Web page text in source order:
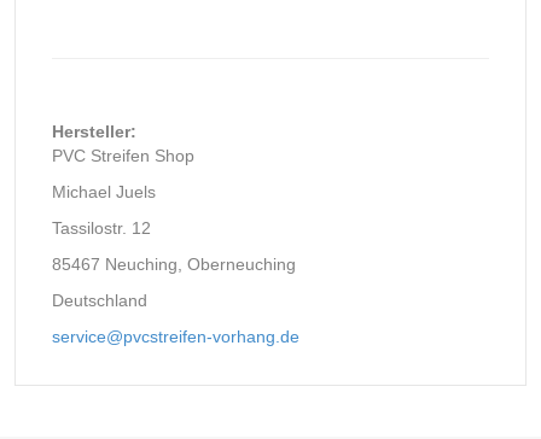
Hersteller:
PVC Streifen Shop
Michael Juels
Tassilostr. 12
85467 Neuching, Oberneuching
Deutschland
service@pvcstreifen-vorhang.de